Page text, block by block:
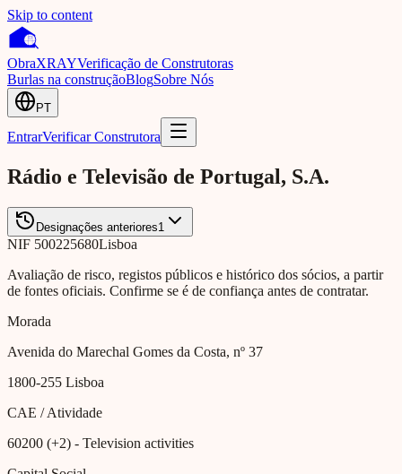
Skip to content
ObraXRAYVerificação de Construtoras
Burlas na construçãoBlogSobre Nós
PT
EntrarVerificar Construtora
Rádio e Televisão de Portugal, S.A.
Designações anteriores1
NIF 500225680Lisboa
Avaliação de risco, registos públicos e histórico dos sócios, a partir
de fontes oficiais. Confirme se é de confiança antes de contratar.
Morada
Avenida do Marechal Gomes da Costa, nº 37
1800-255 Lisboa
CAE / Atividade
60200 (+2) - Television activities